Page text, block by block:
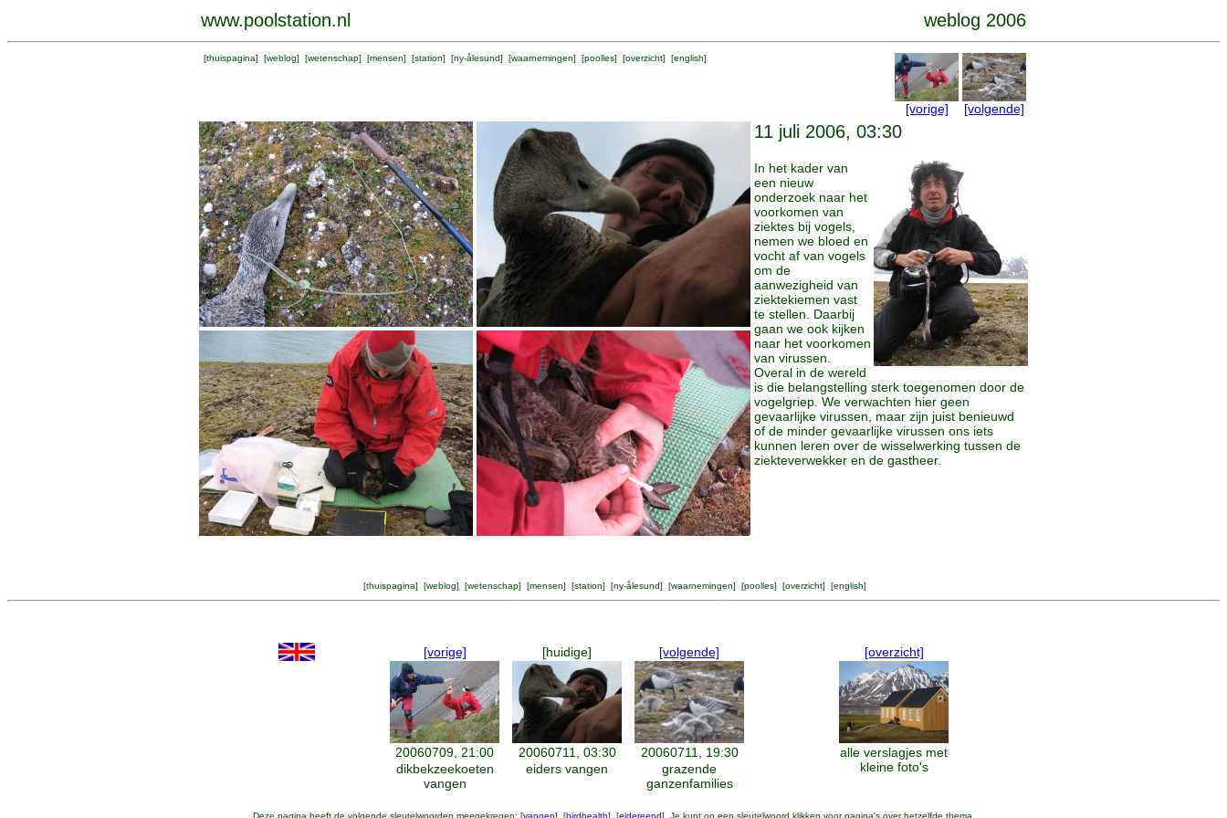
www.poolstation.nl weblog 2006
[thuispagina] [weblog] [wetenschap] [mensen] [station] [ny-ålesund] [waarnemingen] [poolles] [overzicht] [english]
[vorige] [volgende]
11 juli 2006, 03:30
In het kader van
een nieuw
onderzoek naar het
voorkomen van
ziektes bij vogels,
nemen we bloed en
vocht af van vogels
om de
aanwezigheid van
ziektekiemen vast
te stellen. Daarbij
gaan we ook kijken
naar het voorkomen
van virussen.
Overal in de wereld
is die belangstelling sterk toegenomen door de
vogelgriep. We verwachten hier geen
gevaarlijke virussen, maar zijn juist benieuwd
of de minder gevaarlijke virussen ons iets
kunnen leren over de wisselwerking tussen de
ziekteverwekker en de gastheer.
[thuispagina] [weblog] [wetenschap] [mensen] [station] [ny-ålesund] [waarnemingen] [poolles] [overzicht] [english]
[vorige] [huidige] [volgende] [overzicht]
20060709, 21:00 20060711, 03:30 20060711, 19:30
alle verslagjes met
kleine foto's
dikbekzeekoeten
vangen
eiders vangen
grazende
ganzenfamilies
Deze pagina heeft de volgende sleutelwoorden meegekregen: [vangen] [birdhealth] [eidereend] Je kunt op een sleutelwoord klikken voor pagina's over hetzelfde thema.